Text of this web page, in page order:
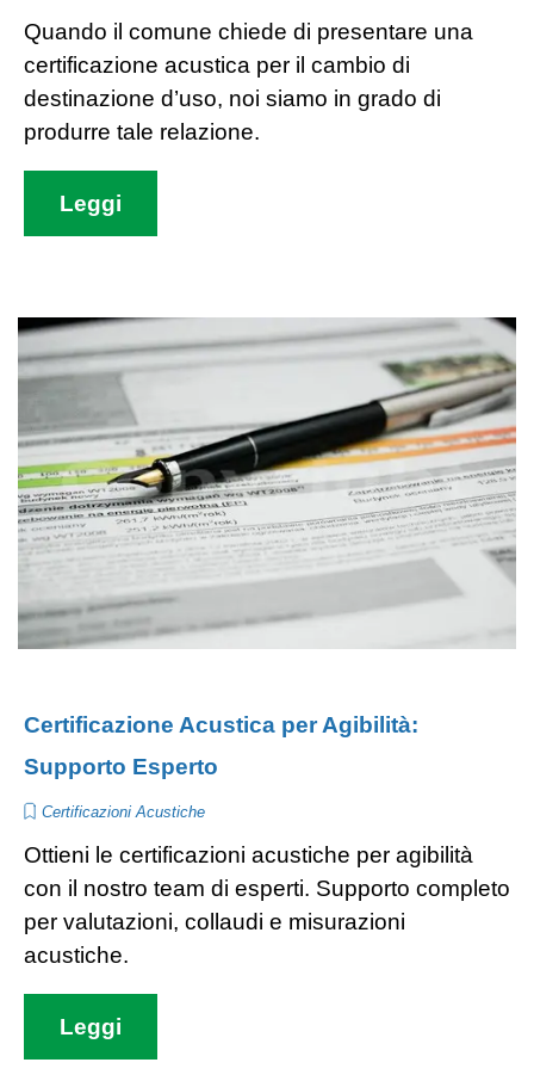
Quando il comune chiede di presentare una
certificazione acustica per il cambio di
destinazione d’uso, noi siamo in grado di
produrre tale relazione.
Leggi
Certificazione Acustica per Agibilità:
Supporto Esperto
Certificazioni Acustiche
Ottieni le certificazioni acustiche per agibilità
con il nostro team di esperti. Supporto completo
per valutazioni, collaudi e misurazioni
acustiche.
Leggi